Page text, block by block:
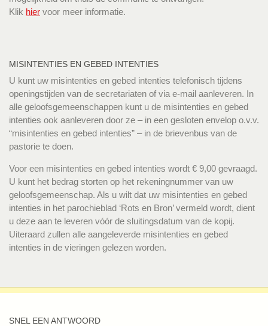
Klik hier voor meer informatie.
MISINTENTIES EN GEBED INTENTIES
U kunt uw misintenties en gebed intenties telefonisch tijdens
openingstijden van de secretariaten of via e-mail aanleveren. In
alle geloofsgemeenschappen kunt u de misintenties en gebed
intenties ook aanleveren door ze – in een gesloten envelop o.v.v.
“misintenties en gebed intenties” – in de brievenbus van de
pastorie te doen.
Voor een misintenties en gebed intenties wordt € 9,00 gevraagd.
U kunt het bedrag storten op het rekeningnummer van uw
geloofsgemeenschap. Als u wilt dat uw misintenties en gebed
intenties in het parochieblad ‘Rots en Bron’ vermeld wordt, dient
u deze aan te leveren vóór de sluitingsdatum van de kopij.
Uiteraard zullen alle aangeleverde misintenties en gebed
intenties in de vieringen gelezen worden.
SNEL EEN ANTWOORD